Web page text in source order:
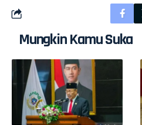
Mungkin Kamu Suka